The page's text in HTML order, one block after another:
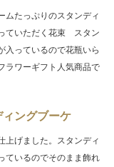
ムたっぷりのスタンディ
ていただく花束 スタン
入っているので花瓶いら
ラワーギフト人気商品で
ングブーケ
上げました。スタンディ
ているのでそのまま飾れ